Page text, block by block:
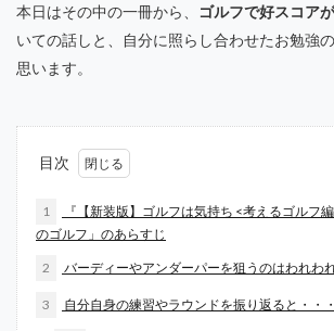
本日はその中の一冊から、 ゴルフで好スコア
いての話しと、自分に照らし合わせたお勉強
思います。
目次
1
『【新装版】ゴルフは気持ち <考えるゴルフ
のゴルフ」のあらすじ
2 バーディーやアンダーパーを狙うのはわれわ
3 自分自身の練習やラウンドを振り返ると・・・